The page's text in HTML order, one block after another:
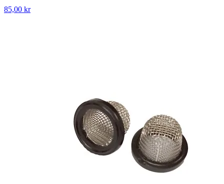
85,00 kr